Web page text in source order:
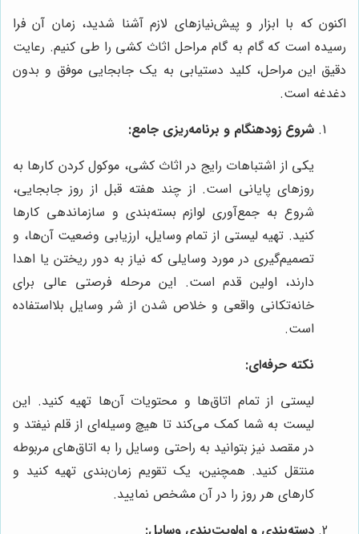
اکنون که با ابزار و پیش‌نیازهای لازم آشنا شدید، زمان آن فرا
رسیده است که گام به گام مراحل اثاث کشی را طی کنیم. رعایت
دقیق این مراحل، کلید دستیابی به یک جابجایی موفق و بدون
دغدغه است.
شروع زودهنگام و برنامه‌ریزی جامع:
یکی از اشتباهات رایج در اثاث کشی، موکول کردن کارها به
روزهای پایانی است. از چند هفته قبل از روز جابجایی،
شروع به جمع‌آوری لوازم بسته‌بندی و سازماندهی کارها
کنید. تهیه لیستی از تمام وسایل، ارزیابی وضعیت آن‌ها، و
تصمیم‌گیری در مورد وسایلی که نیاز به دور ریختن یا اهدا
دارند، اولین قدم است. این مرحله فرصتی عالی برای
خانه‌تکانی واقعی و خلاص شدن از شر وسایل بلااستفاده
است.
نکته حرفه‌ای:
لیستی از تمام اتاق‌ها و محتویات آن‌ها تهیه کنید. این
لیست به شما کمک می‌کند تا هیچ وسیله‌ای از قلم نیفتد و
در مقصد نیز بتوانید به راحتی وسایل را به اتاق‌های مربوطه
منتقل کنید. همچنین، یک تقویم زمان‌بندی تهیه کنید و
کارهای هر روز را در آن مشخص نمایید.